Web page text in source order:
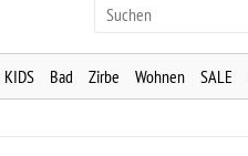
KIDS Bad Zirbe Wohnen SALE